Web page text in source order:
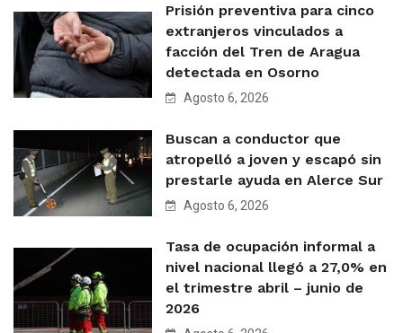
Prisión preventiva para cinco
extranjeros vinculados a
facción del Tren de Aragua
detectada en Osorno
Agosto 6, 2026
Buscan a conductor que
atropelló a joven y escapó sin
prestarle ayuda en Alerce Sur
Agosto 6, 2026
Tasa de ocupación informal a
nivel nacional llegó a 27,0% en
el trimestre abril – junio de
2026